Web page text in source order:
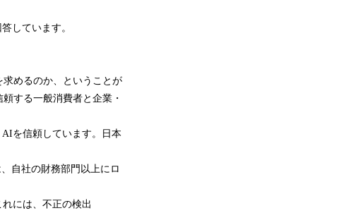
しています。
めるのか、ということが
する一般消費者と企業・
を信頼しています。日本
自社の財務部門以上にロ
には、不正の検出